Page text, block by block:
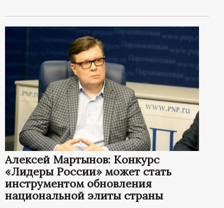
Алексей Мартынов: Конкурс
«Лидеры России» может стать
инструментом обновления
национальной элиты страны